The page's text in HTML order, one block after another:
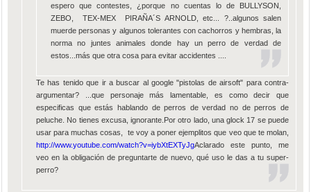
espero que contestes, ¿porque no cuentas lo de BULLYSON,
ZEBO, TEX-MEX PIRAÑA´S ARNOLD, etc... ?..algunos salen
muerde personas y algunos tolerantes con cachorros y hembras, la
norma no juntes animales donde hay un perro de verdad de
estos...más que otra cosa para evitar accidentes ....
Te has tenido que ir a buscar al google "pistolas de airsoft" para contra-
argumentar? ...que personaje más lamentable, es como decir que
especificas que estás hablando de perros de verdad no de perros de
peluche. No tienes excusa, ignorante.Por otro lado, una glock 17 se puede
usar para muchas cosas, te voy a poner ejemplitos que veo que te molan,
http://www.youtube.com/watch?v=iybXtEXTyJgAclarado este punto, me
veo en la obligación de preguntarte de nuevo, qué uso le das a tu super-
perro?